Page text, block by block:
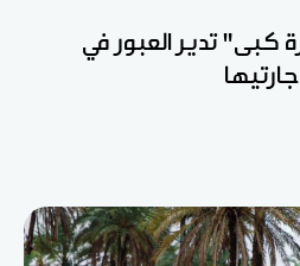
كبى" تدير العبور في